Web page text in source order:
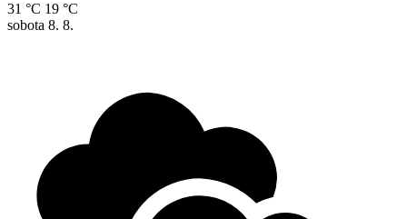
31 °C 19 °C
sobota 8. 8.